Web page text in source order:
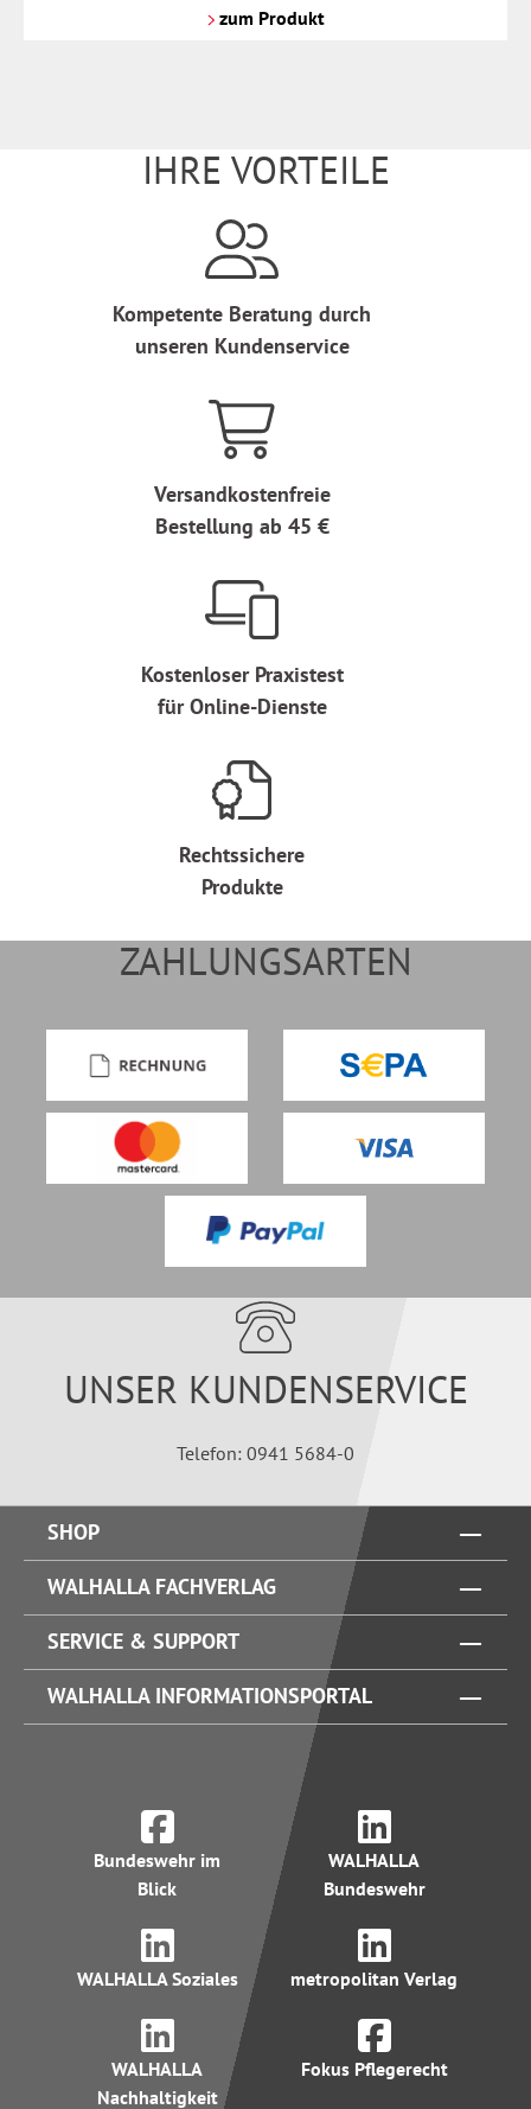
zum Produkt
IHRE VORTEILE
Kompetente Beratung durch
unseren Kundenservice
Versandkostenfreie
Bestellung ab 45 €
Kostenloser Praxistest
für Online-Dienste
Rechtssichere
Produkte
ZAHLUNGSARTEN
UNSER KUNDENSERVICE
Telefon: 0941 5684-0
SHOP
WALHALLA FACHVERLAG
SERVICE & SUPPORT
WALHALLA INFORMATIONSPORTAL
Bundeswehr im
Blick
WALHALLA
Bundeswehr
WALHALLA Soziales metropolitan Verlag
WALHALLA
Nachhaltigkeit
Fokus Pflegerecht